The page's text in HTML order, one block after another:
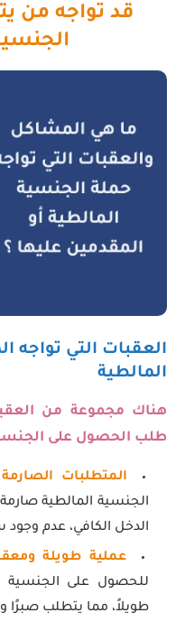
قد تواجه من
العقبات التي تواجه
المالطية
هناك مجموعة من
طلب الحصول على
المتطلبات
الجنسية المالطية
الدخل الكافي، عدم
عملية طويلة
للحصول على
طويلاً، مما يتطلب صبرًا